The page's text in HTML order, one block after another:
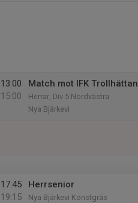
13:00
15:00
Match mot IFK Trollhättan
Herrar, Div 5 Nordvästra
Nya Bjärkevi
17:45
19:15
Herrsenior
Nya Bjärkevi Konstgräs